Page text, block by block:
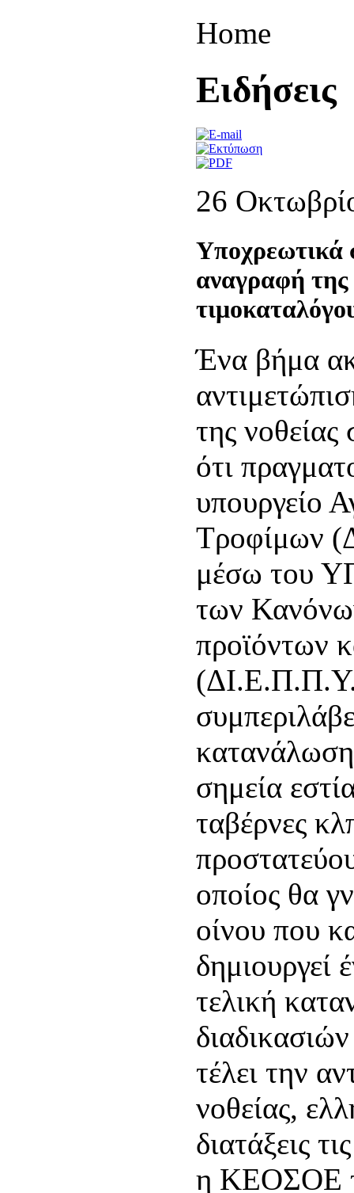
Home
Eιδήσεις
26
Υποχρεωτικά
αναγραφή της
Ένα βήμα
της νοθείας
ότι
υπουργείο
Τροφίμων
μέσω του
των
προϊόντων
σημεία
ταβέρνες
οποίος θα
οίνου που
δημιουργεί
τελική
τέλει την
νοθείας,
διατάξεις
η ΚΕΟΣΟΕ